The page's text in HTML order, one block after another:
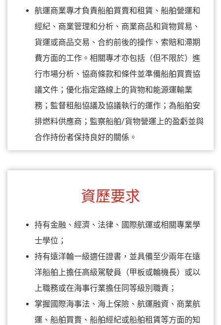
航運商業專才負責船舶買賣和租賃、船舶營運和
經紀、商業管理和分析、商業商品和貨物貿易、
貨運或商品交易、合約前後的操作、索賠和滯期
費方面的工作。相關專才亦包括（但不限於）進
行市場分析、協商條款和條件並準備船舶買賣協
議文件；優化指定路線上的貨物和能源運輸業
務；監督租船協議及協議執行的運作；為船舶安
排燃料供應商；監察船舶/貨物營運上的盈虧並與
合作持份者保持良好的關係。
資歷要求
持有金融、經濟、法律、國際航運或相關專業學
士學位；
持有遠洋輪一級適任證書，並具備至少兩年在遠
洋船舶上擔任高級駕駛員（甲板或輪機長）或以
上職務或在海事行業擔任同等級別職責；
掌握國際海事法、海上保險、航運融資、商業航
運、船舶買賣、船舶經紀或船舶租賃等方面的知